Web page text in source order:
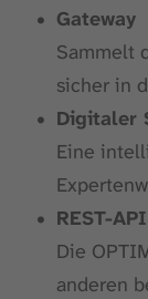
Gateway
Sammelt
sicher in
Digitaler
Eine
REST-API
Die
anderen